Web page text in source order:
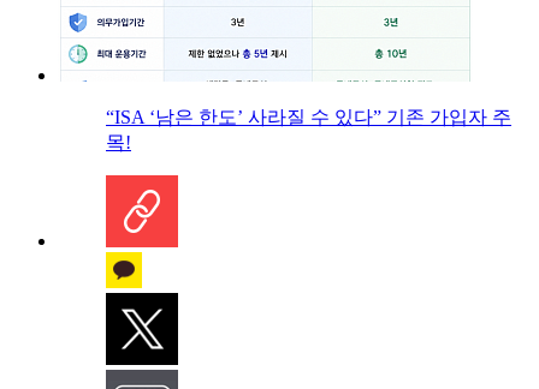
“ISA ‘남은 한도’ 사라질 수 있다” 기존 가입자 주
목!